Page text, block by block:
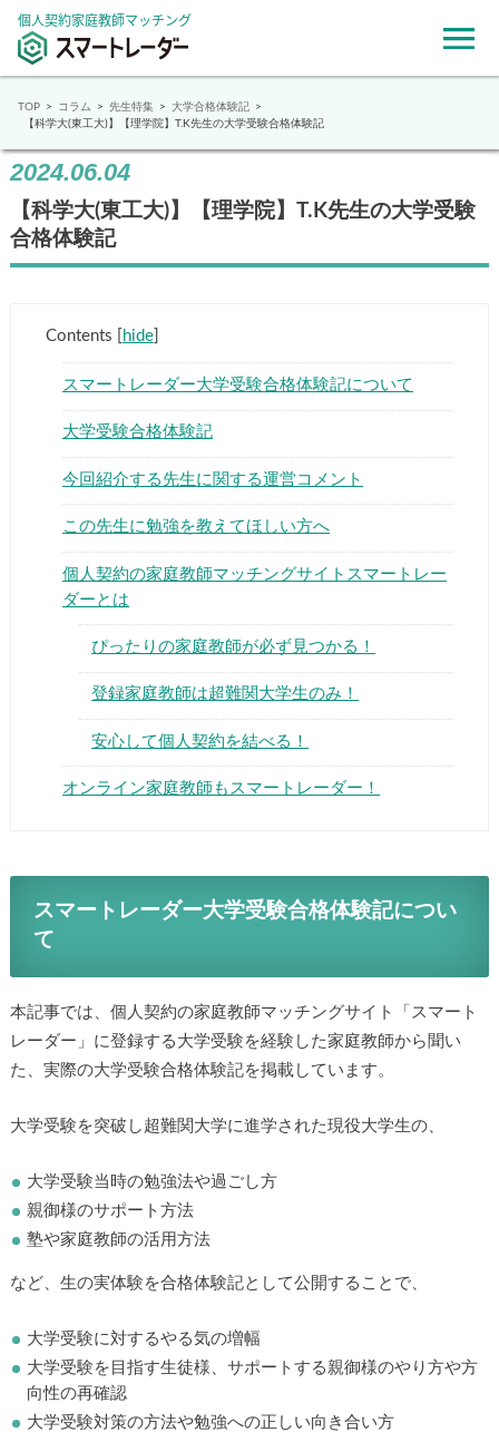
個人契約家庭教師マッチング
▶
TOP コラム 先生特集
大学合格体験記
【科学大(東工大)】【理学院】T.K先生の大学受験合格体験記
2024.06.04
【科学大(東工大)】【理学院】T.K先生の大学受験
合格体験記
Contents hide]
スマートレーダー大学受験合格体験記について
大学受験合格体験記
今回紹介する先生に関する運営コメント
この先生に勉強を教えてほしい方へ
個人契約の家庭教師マッチングサイトスマートレー
ダーとは
ぴったりの家庭教師が必ず見つかる！
登録家庭教師は超難関大学生のみ！
安心して個人契約を結べる！
オンライン家庭教師もスマートレーダー！
スマートレーダー大学受験合格体験記につい
て
本記事では、個人契約の家庭教師マッチングサイト「スマート
レーダー」に登録する大学受験を経験した家庭教師から聞い
た、実際の大学受験合格体験記を掲載しています。
大学受験を突破し超難関大学に進学された現役大学生の、
大学受験当時の勉強法や過ごし方
親御様のサポート方法
塾や家庭教師の活用方法
など、生の実体験を合格体験記として公開することで、
大学受験に対するやる気の増幅
大学受験を目指す生徒様、サポートする親御様のやり方や方
向性の再確認
大学受験対策の方法や勉強への正しい向き合い方